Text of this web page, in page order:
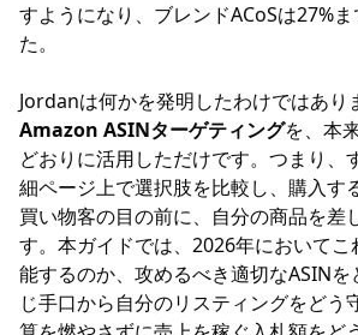
すようになり、ブレンドACoSは27%
た。
Jordanは何かを発明したわけではあり
Amazon ASINターゲティングを、本
どおりに活用しただけです。つまり、
細ページ上で選択肢を比較し、購入す
買い物客の目の前に、自分の商品を差
す。本ガイドでは、2026年において
能するのか、攻めるべき適切なASIN
じ手口から自分のリスティングをどう